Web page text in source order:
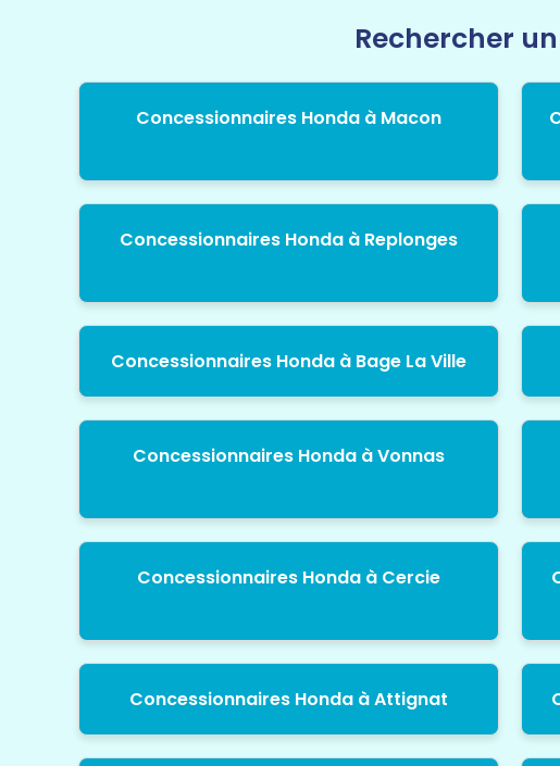
Rechercher
Concessionnaires Honda à Macon
Concessionnaires Honda à Replonges
Concessionnaires Honda à Bage La Ville
Concessionnaires Honda à Vonnas
Concessionnaires Honda à Cercie
Concessionnaires Honda à Attignat